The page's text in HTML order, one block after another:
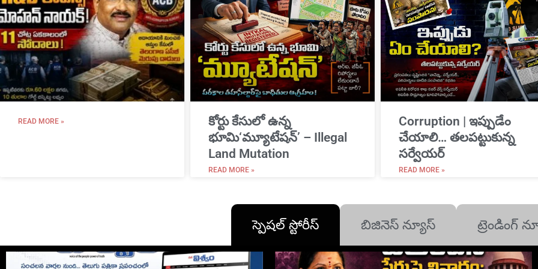
READ MORE »
​కోర్టు కేసులో ఉన్న
భూమి‘మ్యూటేషన్’ – Illegal
Land Mutation
READ MORE »
Corruption | ఇప్పుడేం
చేయాలి… తలపట్టుకున్న
సర్వేయర్
READ MORE »
స్పెషల్ స్టోరీస్ బిజినెస్ న్యూస్ ట్రెండింగ్